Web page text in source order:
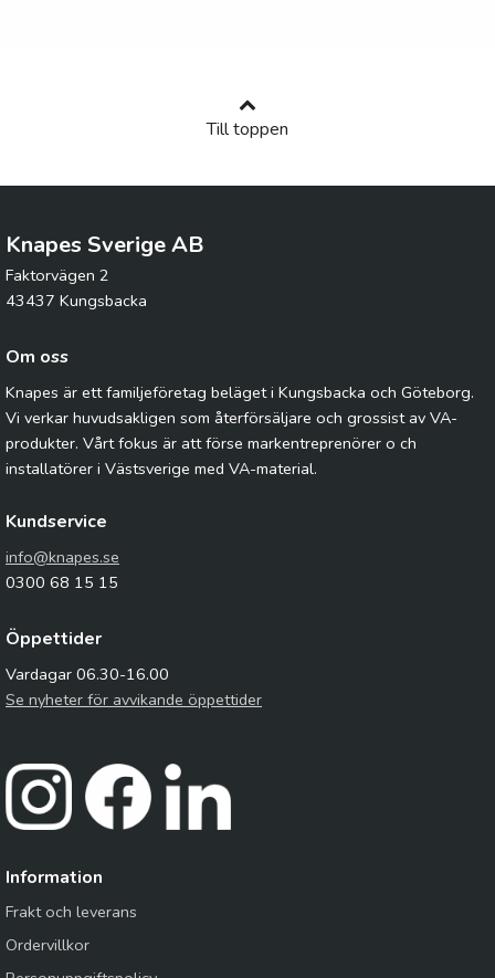
Till toppen
Knapes Sverige AB
Faktorvägen 2
43437 Kungsbacka
Om oss
Knapes är ett familjeföretag beläget i Kungsbacka och Göteborg.
Vi verkar huvudsakligen som återförsäljare och grossist av VA-
produkter. Vårt fokus är att förse markentreprenörer o ch
installatörer i Västsverige med VA-material.
Kundservice
info@knapes.se
0300 68 15 15
Öppettider
Vardagar 06.30-16.00
Se nyheter för avvikande öppettider
Information
Frakt och leverans
Ordervillkor